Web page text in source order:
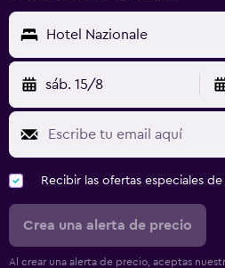
Hotel Nazionale
sáb. 15/8
Recibir las ofertas especiales
Crea una alerta de precio
Al crear una alerta de precio, aceptas